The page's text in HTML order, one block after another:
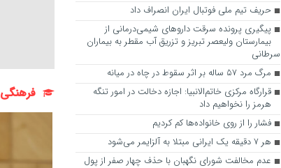
حریف تیم ملی فوتبال ایران انصراف داد
پیگیری پرونده سرقت داروهای شیمی‌درمانی از
بیمارستان ولیعصر تبریز و تزریق آب مقطر به بیماران
سرطانی
مرگ مرد ۵۷ ساله بر اثر سقوط در چاه در میانه
قرارگاه مرکزی خاتم‌الانبیا: اجازه دخالت در امور تنگه
هرمز را نخواهیم داد
فشار را از روی خانواده‌ها کم کردیم
هر ۷ دقیقه یک ایرانی مبتلا به آلزایمر می‌شود
عدم مخالفت شورای نگهبان با حذف چهار صفر از پول
فرهنگی